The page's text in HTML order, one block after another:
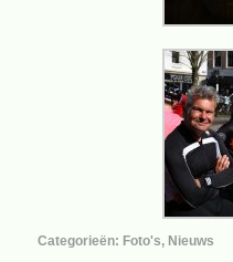
Categorieën: Foto's, Nieuws